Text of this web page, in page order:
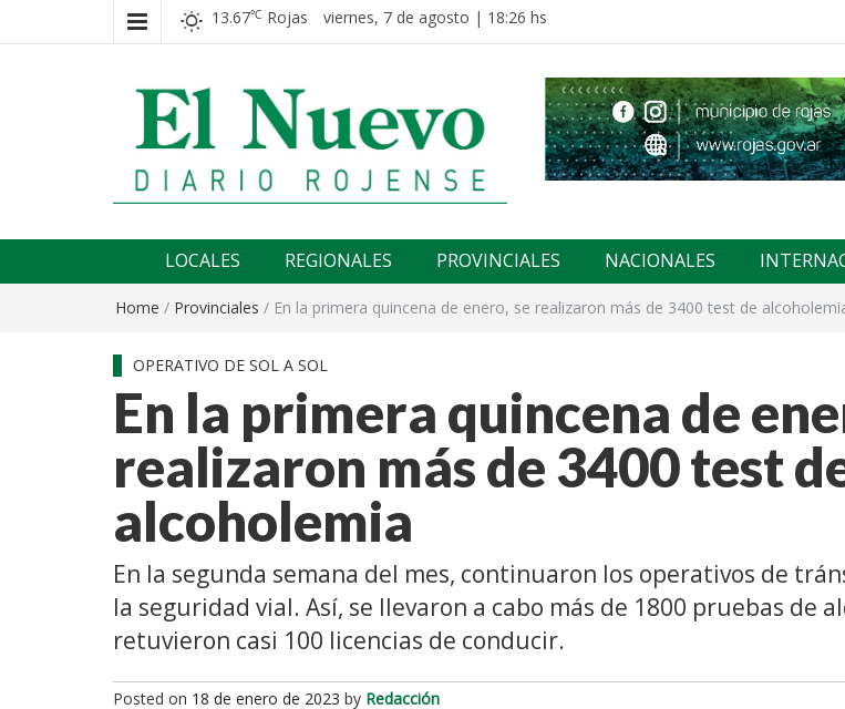
13.67℃ Rojas viernes, 7 de agosto | 18:26 hs
El nuevo rojense
LOCALES REGIONALES PROVINCIALES NACIONALES
Home / Provinciales / En la primera quincena de enero, se realizaron más de 3400 test de
OPERATIVO DE SOL A SOL
En la primera quincena de
realizaron más de 3400 test
alcoholemia
En la segunda semana del mes, continuaron los operativos de
la seguridad vial. Así, se llevaron a cabo más de 1800 pruebas de
retuvieron casi 100 licencias de conducir.
Posted on 18 de enero de 2023 by Redacción